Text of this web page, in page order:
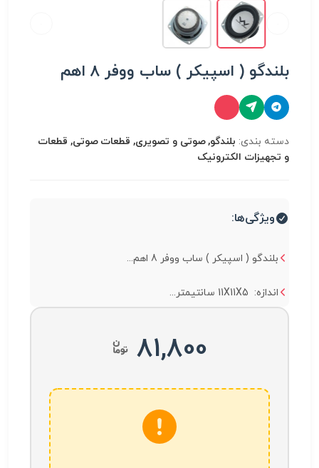
بلندگو ( اسپیکر ) ساب ووفر 8 اهم
دسته بندی: بلندگو, صوتی و تصویری, قطعات صوتی, قطعات
و تجهیزات الکترونیک
ویژگی‌ها:
بلندگو ( اسپیکر ) ساب ووفر 8 اهم...
اندازه: 11X11X5 سانتیمتر...
81,800